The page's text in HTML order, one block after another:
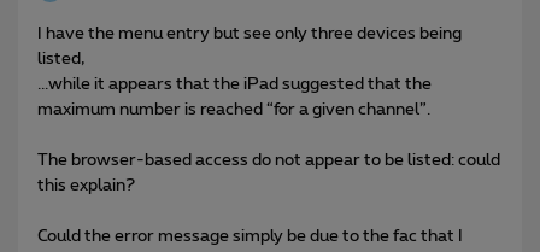
I have the menu entry but see only three devices being
listed,
...while it appears that the iPad suggested that the
maximum number is reached “for a given channel”.
The browser-based access do not appear to be listed: could
this explain?
Could the error message simply be due to the fac that I